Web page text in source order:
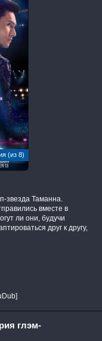
(из 8)
звезда Таманна.
вместе в
ли они, будучи
друг к другу,
глэм-